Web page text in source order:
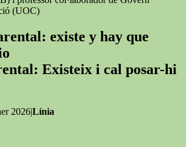
(UOC)
existe y hay que
Existeix i cal posar-hi
2026|Línia